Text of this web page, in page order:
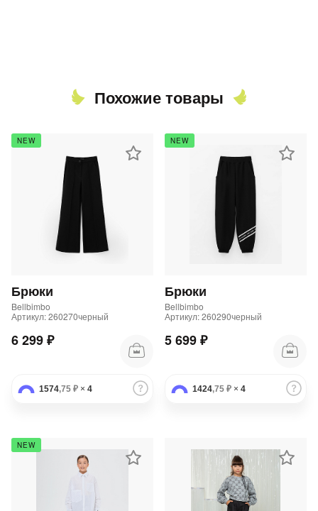
Похожие товары
NEW
Брюки
Bellbimbo
Артикул: 260270черный
6 299 ₽
1574,75 ₽ × 4
NEW
Брюки
Bellbimbo
Артикул: 260290черный
5 699 ₽
1424,75 ₽ × 4
NEW